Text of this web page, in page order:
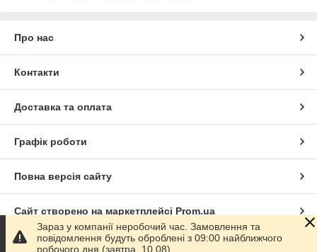
Про нас
Контакти
Доставка та оплата
Графік роботи
Повна версія сайту
Сайт створено на маркетплейсі Prom.ua
Політика конфіденційності
Зараз у компанії неробочий час. Замовлення та
повідомлення будуть оброблені з 09:00 найближчого
робочого дня (завтра, 10.08).